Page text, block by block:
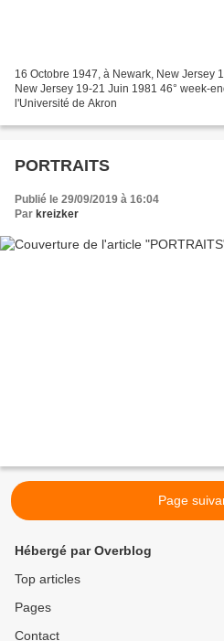
16 Octobre 1947, à Newark, New Jersey
New Jersey 19-21 Juin 1981 46° week-
l'Université de Akron
PORTRAITS
Publié le 29/09/2019 à 16:04
Par kreizker
Page
Hébergé par Overblog
Top articles
Pages
Contact